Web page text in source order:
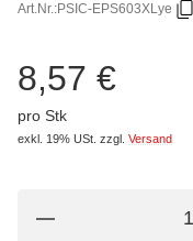
Art.Nr.:PSIC-EPS603XLye
8,57 €
pro Stk
exkl. 19% USt. zzgl. Versand